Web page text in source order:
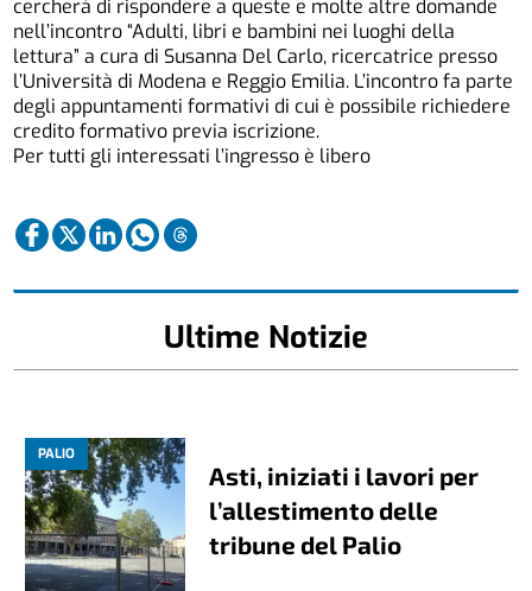
cercherà di rispondere a queste e molte altre domande
nell’incontro “Adulti, libri e bambini nei luoghi della
lettura” a cura di Susanna Del Carlo, ricercatrice presso
l’Università di Modena e Reggio Emilia. L’incontro fa parte
degli appuntamenti formativi di cui è possibile richiedere
credito formativo previa iscrizione.
Per tutti gli interessati l’ingresso è libero
Ultime Notizie
PALIO
Asti, iniziati i lavori per
l’allestimento delle
tribune del Palio